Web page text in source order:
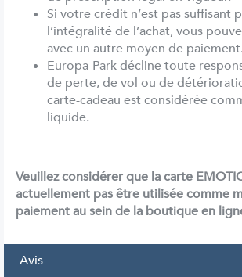
Si votre crédit n’est pas suffisant
l’intégralité de l’achat, vous
avec un autre moyen de paiement.
Europa-Park décline toute
de perte, de vol ou de
carte-cadeau est considérée
liquide.
Veuillez considérer que la carte
actuellement pas être utilisée comme
paiement au sein de la boutique en
Avis